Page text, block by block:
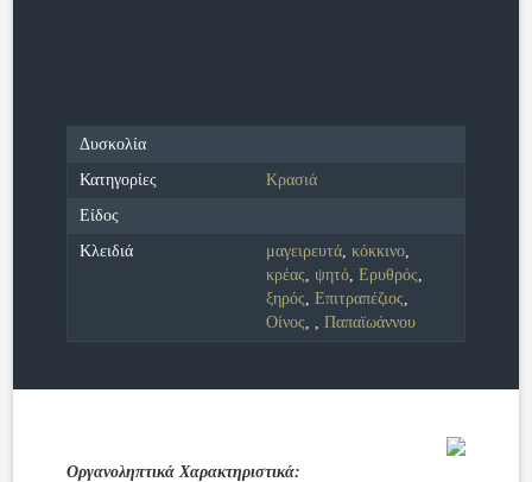
Δυσκολία
Κατηγορίες
Κρασιά
Είδος
Κλειδιά
μαγειρευτά, κόκκινο,
κρέας, ψητό, Ερυθρός,
ξηρός, Επιτραπέζιος,
Οίνος, , Παπαϊωάννου
Οργανοληπτικά Χαρακτηριστικά: